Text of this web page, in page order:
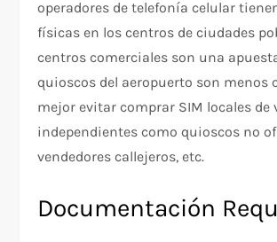
operadores de telefonía celular
físicas en los centros de ciudades
centros comerciales son una
quioscos del aeropuerto son menos
mejor evitar comprar SIM locales de
independientes como quioscos no
vendedores callejeros, etc.
Documentación